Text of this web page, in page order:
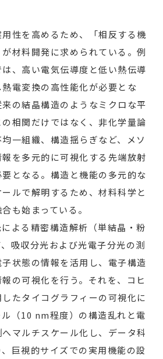
性を高めるため、「相反する機
材料開発に求められている。例
、高い電気伝導度と低い熱伝導
電変換の高性能化が必要とな
の結晶構造のようなミクロな平
相関だけではなく、非化学量論
一組織、構造揺らぎなど、メソ
を多元的に可視化する先端放射
となる。構造と機能の多元的な
ルで解明するため、材料科学と
も始まっている。
よる精密構造解析（単結晶・粉
吸収分光および光電子分光の測
状態の情報を活用し、電子構造
の可視化を行う。それを、コヒ
たタイコグラフィーの可視化に
（10 nm程度）の構造乱れと電
マルチスケール化し、データ科
巨視的サイズでの実用機能の設